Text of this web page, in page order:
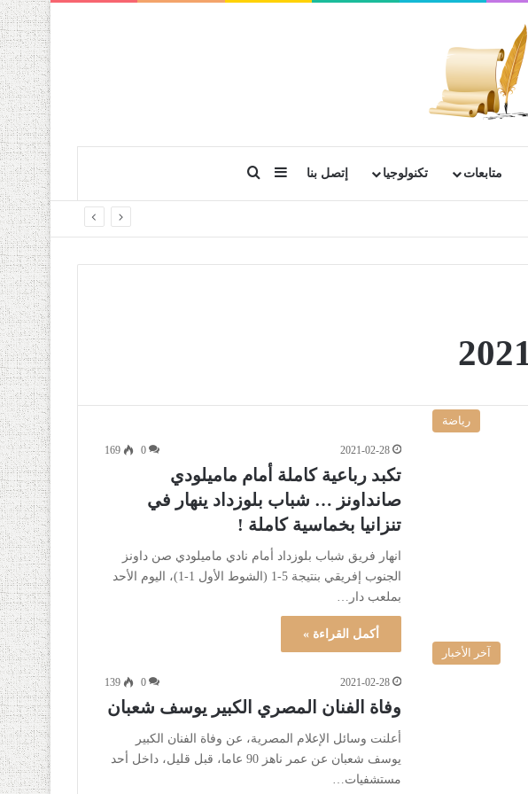
متابعات تكنولوجيا إتصل بنا إضافة عمود جانبي
رياضة
2021-02-28
0
169
تكبد رباعية كاملة أمام ماميلودي
صانداونز … شباب بلوزداد ينهار في
تنزانيا بخماسية كاملة !
انهار فريق شباب بلوزداد أمام نادي ماميلودي صن داونز
الجنوب إفريقي بنتيجة 5-1 (الشوط الأول 1-1)، اليوم الأحد
بملعب دار…
أكمل القراءة »
آخر الأخبار
2021-02-28
0
139
وفاة الفنان المصري الكبير يوسف شعبان
أعلنت وسائل الإعلام المصرية، عن وفاة الفنان الكبير
يوسف شعبان عن عمر ناهز 90 عاما، قبل قليل، داخل أحد
مستشفيات…